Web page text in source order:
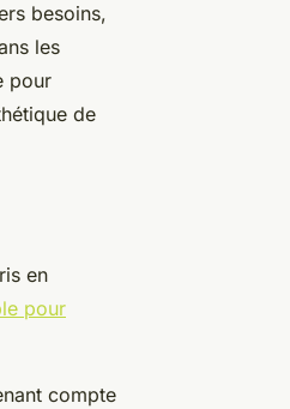
besoins,
les
pour
de
en
pour
compte